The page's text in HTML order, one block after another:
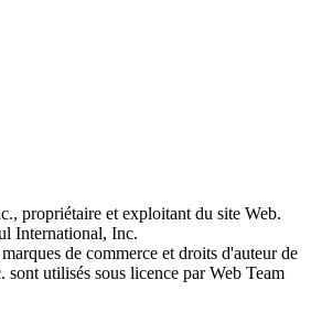
propriétaire et exploitant du site Web.
International, Inc.
de commerce et droits d'auteur de
utilisés sous licence par Web Team